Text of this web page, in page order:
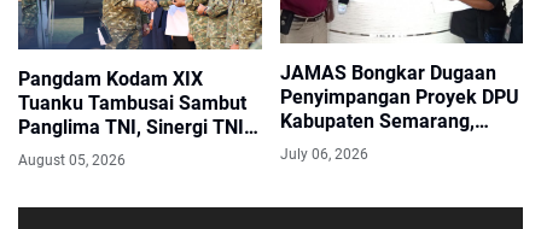
Pangdam Kodam XIX
Tuanku Tambusai Sambut
Panglima TNI, Sinergi TNI
Kian Kokoh di Kepulauan
August 05, 2026
JAMAS Bongkar Dugaan
Penyimpangan Proyek DPU
Kabupaten Semarang,
Lapor Kejati Jateng Bawa
July 06, 2026